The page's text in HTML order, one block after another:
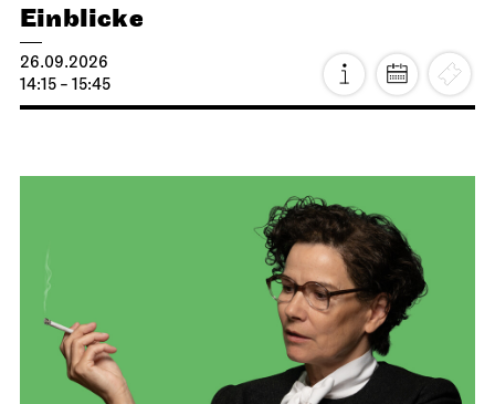
Einblicke
26.09.2026
14:15 - 15:45